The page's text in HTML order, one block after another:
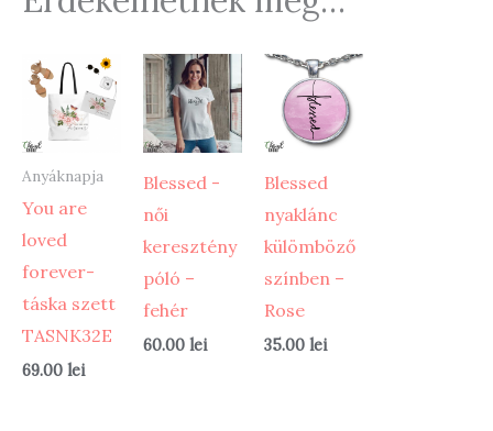
Anyáknapja
You are
loved
forever-
táska szett
TASNK32E
69.00 lei
Blessed -
női
keresztény
póló –
fehér
60.00 lei
Blessed
nyaklánc
külömböző
színben –
Rose
35.00 lei